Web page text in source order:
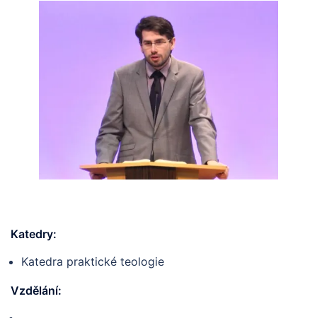
Katedry:
Katedra praktické teologie
Vzdělání: